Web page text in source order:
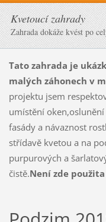
Kvetoucí zahrady
Zahrada dokáže kvést po
Tato zahrada je
malých záhonech v
projektu jsem
umístění
fasády a návaznost
střídavě kvetou a na
purpurových a
čistě.Není zde